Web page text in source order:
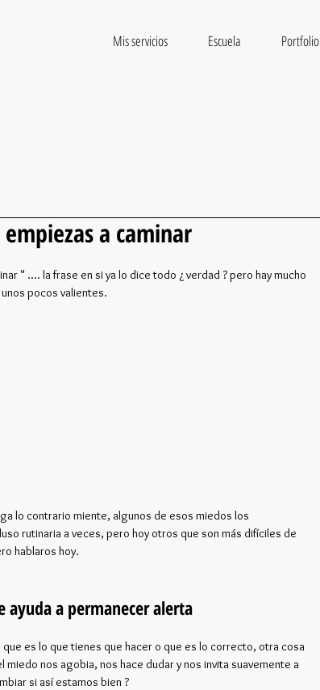
Mis servicios Escuela Portfolio
a caminar
" .... la frase en si ya lo dice todo ¿ verdad ? pero hay mucho
pocos valientes.
rutinaria a veces, pero hoy otros que son más difíciles de
hablaros hoy.
ayuda a permanecer alerta
es lo que tienes que hacer o que es lo correcto, otra cosa
nos agobia, nos hace dudar y nos invita suavemente a
si así estamos bien ?